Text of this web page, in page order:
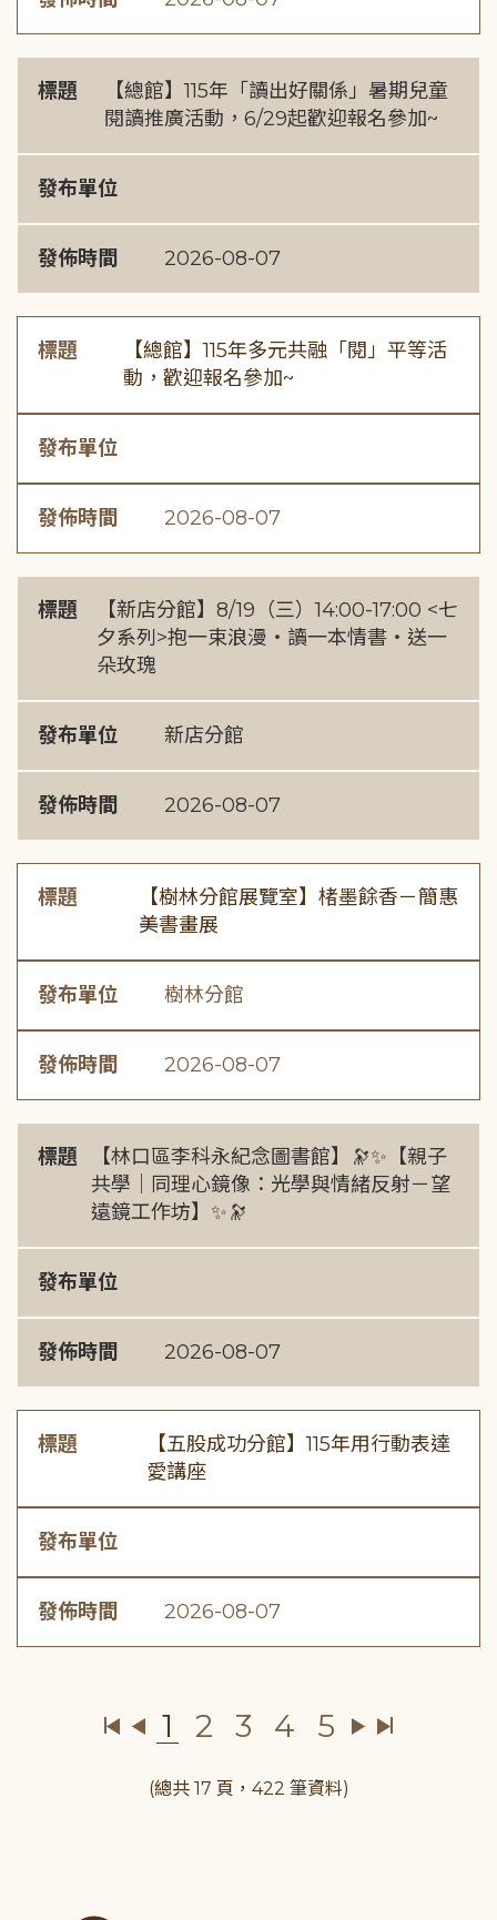
標題
【總館】115年「讀出好關係」暑期兒童
閱讀推廣活動，6/29起歡迎報名參加~
發布單位
發佈時間 2026-08-07
標題
【總館】115年多元共融「閱」平等活
動，歡迎報名參加~
發布單位
發佈時間 2026-08-07
標題
【新店分館】8/19（三）14:00-17:00 <七
夕系列>抱一束浪漫・讀一本情書・送一
朵玫瑰
發布單位 新店分館
發佈時間 2026-08-07
標題
【樹林分館展覽室】楮墨餘香－簡惠
美書畫展
發布單位 樹林分館
發佈時間 2026-08-07
標題
【林口區李科永紀念圖書館】🔭✨【親子
共學｜同理心鏡像：光學與情緒反射－望
遠鏡工作坊】✨🔭
發布單位
發佈時間 2026-08-07
標題
【五股成功分館】115年用行動表達
愛講座
發布單位
發佈時間 2026-08-07
1 2 3 4 5
(總共 17 頁，422 筆資料)